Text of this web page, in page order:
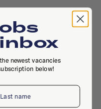
newest vacancies
below!
name